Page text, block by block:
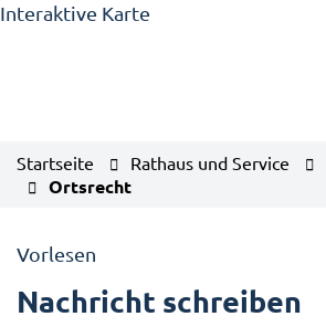
Interaktive Karte
Startseite Rathaus und Service
Ortsrecht
Vorlesen
Nachricht schreiben